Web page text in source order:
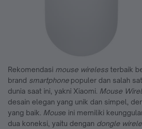
Rekomendasi mouse wireless terbaik
brand smartphone populer dan salah
dunia saat ini, yakni Xiaomi. Mouse
desain elegan yang unik dan simpel,
yang baik. Mouse ini memiliki
dua koneksi, yaitu dengan dongle